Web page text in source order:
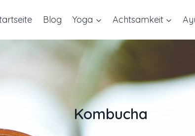
Blog Yoga Achtsamkeit
Kombucha